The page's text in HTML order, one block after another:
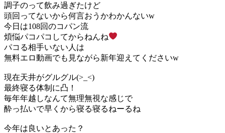
調子のって飲み過ぎたけど
頭回ってないから何言おうかわかんないw
今日は108回のコパン流
煩悩パコパコしてからねんね
パコる相手いない人は
無料エロ動画でも見ながら新年迎えてくださいw
現在天井がグルグル(>_<)
最終寝る体制に凸！
毎年年越しなんて無理無視な感じで
酔っ払いで早くから寝る寝るねーるね
今年は良いとあった？